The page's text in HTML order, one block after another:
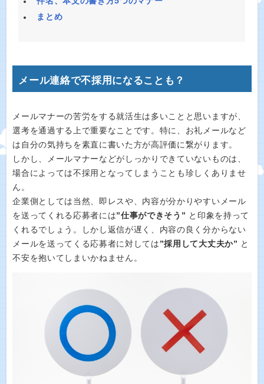
まとめ
メール連絡で不採用になることも？
メールマナーの苦労をする就活生は多いことと思いますが、
選考を通過する上で重要なことです。特に、お礼メールなど
は自分の気持ちを素直に書いた方が高評価に繋がります。
しかし、メールマナーなどがしっかりできていないものは、
場合によっては不採用となってしまうことも珍しくありませ
ん。
企業側としては当然、即レスや、内容が分かりやすいメール
を送ってくれる応募者には”仕事ができそう” と印象を持って
くれるでしょう。しかし返信が遅く、内容の良く分からない
メールを送ってくる応募者に対しては ”採用して大丈夫か” と
不安を抱いてしまいかねません。